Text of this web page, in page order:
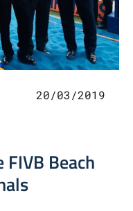
20/03/2019
Beach